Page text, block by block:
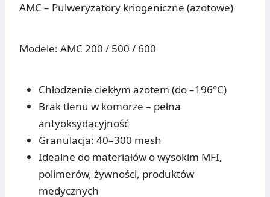
AMC – Pulweryzatory kriogeniczne (azotowe)
Modele: AMC 200 / 500 / 600
Chłodzenie ciekłym azotem (do –196°C)
Brak tlenu w komorze – pełna
antyoksydacyjność
Granulacja: 40–300 mesh
Idealne do materiałów o wysokim MFI,
polimerów, żywności, produktów
medycznych